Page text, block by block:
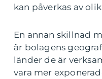
kan påverkas av
En annan skillnad
är bolagens
länder de är
vara mer